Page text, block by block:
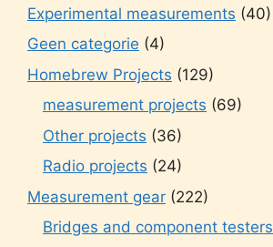
Experimental measurements (40)
Geen categorie (4)
Homebrew Projects (129)
measurement projects (69)
Other projects (36)
Radio projects (24)
Measurement gear (222)
Bridges and component testers